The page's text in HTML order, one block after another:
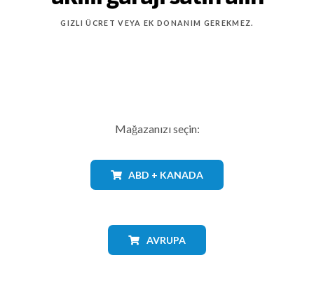
GIZLI ÜCRET VEYA EK DONANIM GEREKMEZ.
Mağazanızı seçin:
ABD + KANADA
AVRUPA